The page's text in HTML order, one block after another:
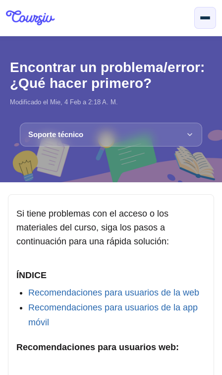
Encontrar un problema/error:
¿Qué hacer primero?
Modificado el Mie, 4 Feb a 2:18 A. M.
Soporte técnico
Si tiene problemas con el acceso o los
materiales del curso, siga los pasos a
continuación para una rápida solución:
ÍNDICE
Recomendaciones para usuarios de la web
Recomendaciones para usuarios de la app
móvil
Recomendaciones para usuarios web: